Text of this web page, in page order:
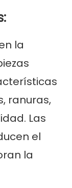
la
ranuras,
Las
el
la